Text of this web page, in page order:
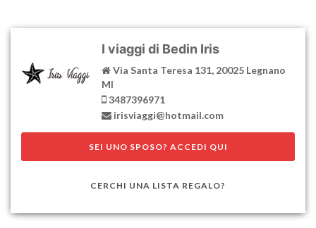
I viaggi di Bedin Iris
Via Santa Teresa 131, 20025 Legnano
MI
3487396971
SEI UNO SPOSO? ACCEDI QUI
CERCHI UNA LISTA REGALO?